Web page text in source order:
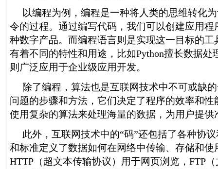
以编程为例，编程是一种将人类的思维转化
令的过程。通过编写代码，我们可以创建应用程
种数字产品。而编程语言则是实现这一目标的工
有着不同的特性和用途，比如Python擅长数据处
则广泛应用于企业级应用开发。
除了编程，算法也是互联网技术中不可或缺
问题的步骤和方法，它们决定了程序的效率和
使用复杂的算法来处理海量的数据，为用户提供
此外，互联网技术中的“码”还包括了各种协
和标准定义了数据如何在网络中传输、存储和使
HTTP（超文本传输协议）用于网页浏览，FTP